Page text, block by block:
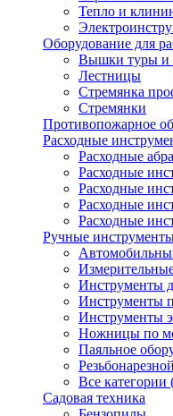
Тепло и
Оборудование для
Вышки туры и
Лестницы
Стремянка
Стремянки
Противопожарное
Расходные
Расходные
Расходные
Расходные
Расходные
Расходные
Ручные
Инструменты
Инструменты
Инструменты
Ножницы по
Паяльное
Все категории
Садовая техника